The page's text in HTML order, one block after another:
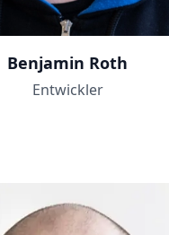
Benjamin Roth
Entwickler